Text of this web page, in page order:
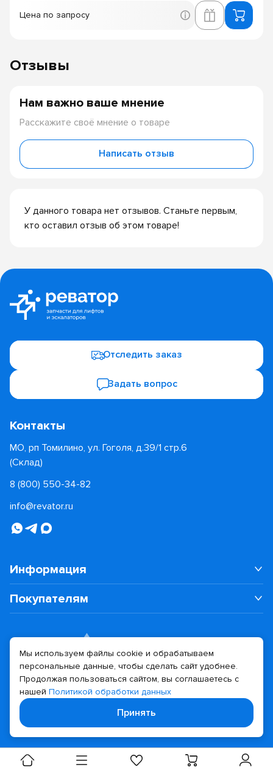
Цена по запросу
Отзывы
У данного товара нет отзывов. Станьте первым,
кто оставил отзыв об этом товаре!
Нам важно ваше мнение
Расскажите своё мнение о товаре
Написать отзыв
Отследить заказ
Задать вопрос
Контакты
МО, рп Томилино, ул. Гоголя, д.39/1 стр.6
(Склад)
8 (800) 550-34-82
info@revator.ru
Информация
Покупателям
Политика конфиденциальности
Дизайн сайта Разработка сайта
Мы используем файлы cookie и обрабатываем
персональные данные, чтобы сделать сайт удобнее.
Продолжая пользоваться сайтом, вы соглашаетесь с
нашей Политикой обработки данных
Принять